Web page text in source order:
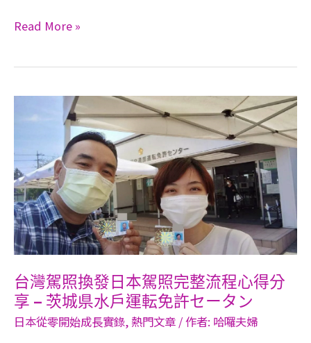
Read More »
台灣駕照換發日本駕照完整流程心得分
享 – 茨城県水戶運転免許セータン
日本從零開始成長實錄,熱門文章 / 作者: 哈囉夫婦
照
換
發
日
本
駕
完
整
流